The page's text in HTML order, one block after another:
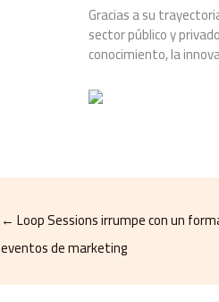
Gracias a su
sector público y
conocimiento, la
← Loop Sessions irrumpe con un
eventos de marketing